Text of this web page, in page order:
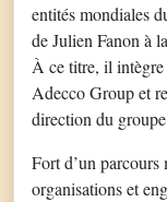
entités mondiales
de Julien Fanon à
À ce titre, il
Adecco Group et
direction du
Fort d’un parcours
organisations et